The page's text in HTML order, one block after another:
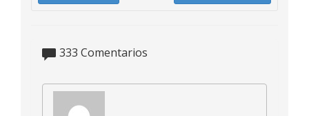
333 Comentarios